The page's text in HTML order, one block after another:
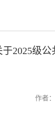
于2025级
作者：